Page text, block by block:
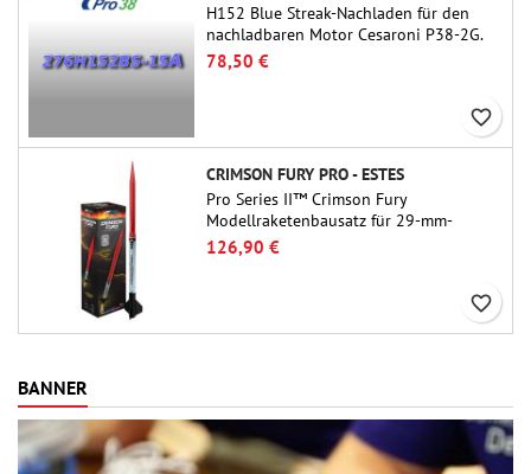
H152 Blue Streak-Nachladen für den
nachladbaren Motor Cesaroni P38-2G.
Die Verzögerung von 15 Sekunden ist
über das ProDAT 38-Tool einstellbar.
78,50 €
favorite_border
CRIMSON FURY PRO - ESTES
Pro Series II™ Crimson Fury
Modellraketenbausatz für 29-mm-
Motoren Typ E, F und G.Der Crimson
Fury wurde für fortgeschrittene
aufregende Starts, sanfte Landungen
126,90 €
favorite_border
BANNER